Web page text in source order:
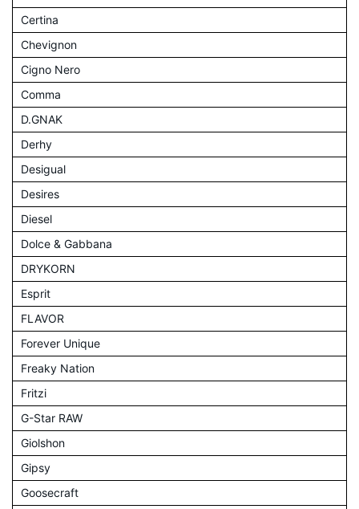
Certina
Chevignon
Cigno Nero
Comma
D.GNAK
Derhy
Desigual
Desires
Diesel
Dolce & Gabbana
DRYKORN
Esprit
FLAVOR
Forever Unique
Freaky Nation
Fritzi
G-Star RAW
Giolshon
Gipsy
Goosecraft